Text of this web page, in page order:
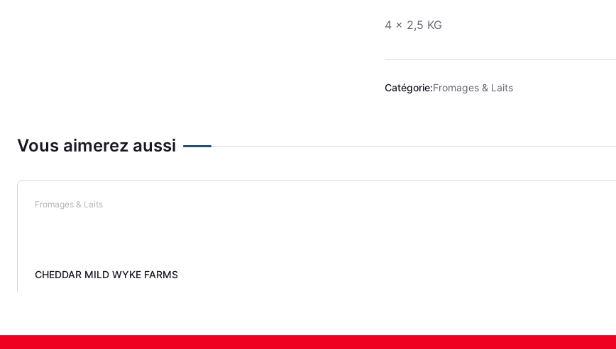
4 x 2,5 KG
Catégorie:Fromages & Laits
Vous aimerez aussi
Fromages & Laits
CHEDDAR MILD WYKE FARMS